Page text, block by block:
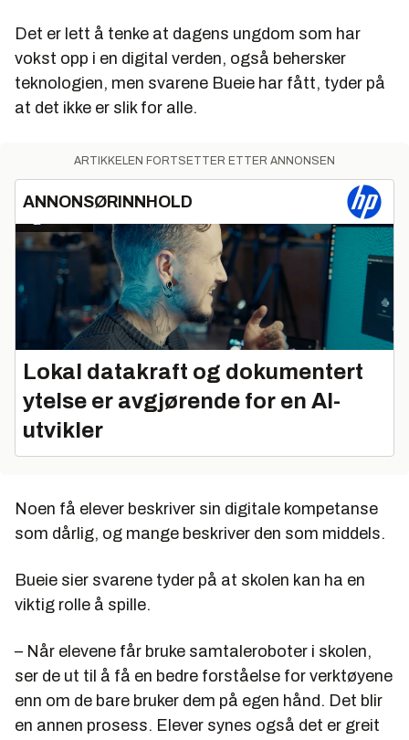
Det er lett å tenke at dagens ungdom som har
vokst opp i en digital verden, også behersker
teknologien, men svarene Bueie har fått, tyder på
at det ikke er slik for alle.
ARTIKKELEN FORTSETTER ETTER ANNONSEN
ANNONSØRINNHOLD
Lokal datakraft og dokumentert
ytelse er avgjørende for en AI-
utvikler
Noen få elever beskriver sin digitale kompetanse
som dårlig, og mange beskriver den som middels.
Bueie sier svarene tyder på at skolen kan ha en
viktig rolle å spille.
– Når elevene får bruke samtaleroboter i skolen,
ser de ut til å få en bedre forståelse for verktøyene
enn om de bare bruker dem på egen hånd. Det blir
en annen prosess. Elever synes også det er greit